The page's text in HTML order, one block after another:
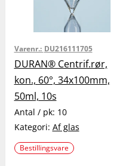
Varenr.: DU216111705
DURAN® Centrif.rør,
kon., 60°, 34x100mm,
50ml, 10s
Antal / pk: 10
Kategori: Af glas
Bestillingsvare